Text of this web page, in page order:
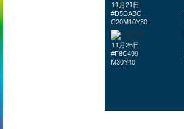
11月21日
#D5DABC
C20M10Y30
11月26日
#F8C499
M30Y40